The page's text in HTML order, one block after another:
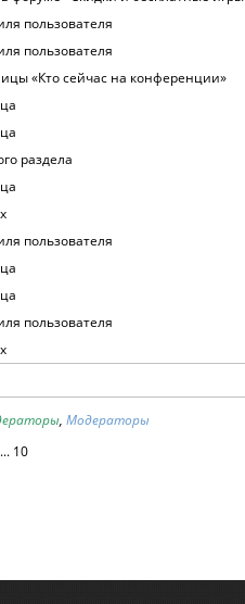
пользователя
пользователя
«Кто сейчас на конференции»
раздела
пользователя
пользователя
, Модераторы
... 10